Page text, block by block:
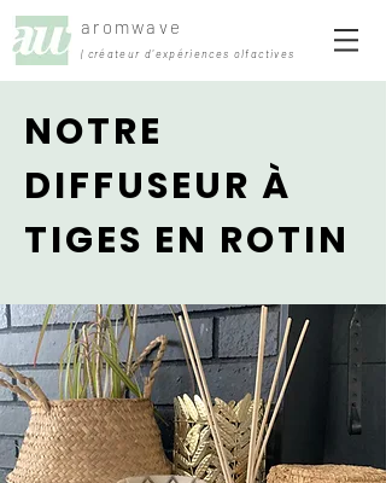
aromwave
| créateur d'expériences olfactives
NOTRE
DIFFUSEUR À
TIGES EN ROTIN